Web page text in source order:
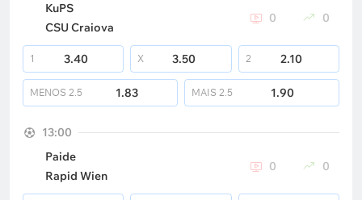
KuPS
CSU Craiova
0 0
1 3.40 X 3.50 2 2.10
MENOS 2.5 1.83 MAIS 2.5 1.90
13:00
Paide
Rapid Wien
0 0